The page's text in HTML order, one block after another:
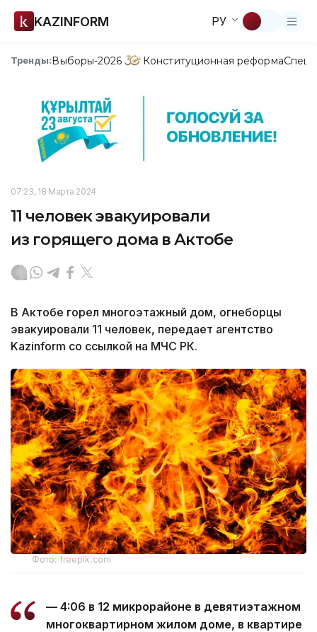
KAZINFORM РУ
Тренды:Выборы-2026 Конституционная реформа
07:23, 18 Марта 2024
11 человек эвакуировали
из горящего дома в Актобе
В Актобе горел многоэтажный дом, огнеборцы
эвакуировали 11 человек, передает агентство
Kazinform со ссылкой на МЧС РК.
Фото: freepik.com
— 4:06 в 12 микрорайоне в девятиэтажном
многоквартирном жилом доме, в квартире